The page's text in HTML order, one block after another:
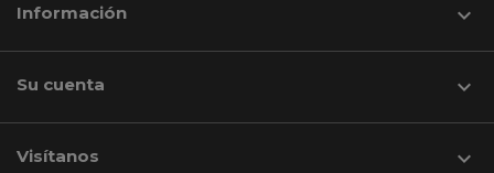
Información 
Su cuenta 
Visítanos keyboard_arrow_down